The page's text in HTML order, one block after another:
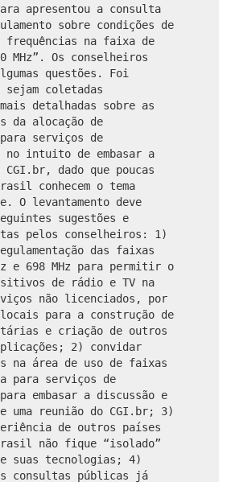
apresentou a consulta
sobre condições de
frequências na faixa de
MHz”. Os conselheiros
questões. Foi
sejam coletadas
detalhadas sobre as
da alocação de
serviços de
no intuito de embasar a
CGI.br, dado que poucas
conhecem o tema
O levantamento deve
sugestões e
pelos conselheiros: 1)
das faixas
e 698 MHz para permitir o
de rádio e TV na
não licenciados, por
locais para a construção de
e criação de outros
2) convidar
na área de uso de faixas
para serviços de
para embasar a discussão e
uma reunião do CGI.br; 3)
de outros países
não fique “isolado”
suas tecnologias; 4)
consultas públicas já